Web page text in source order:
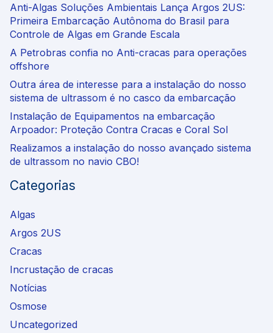
Anti-Algas Soluções Ambientais Lança Argos 2US:
Primeira Embarcação Autônoma do Brasil para
Controle de Algas em Grande Escala
A Petrobras confia no Anti-cracas para operações
offshore
Outra área de interesse para a instalação do nosso
sistema de ultrassom é no casco da embarcação
Instalação de Equipamentos na embarcação
Arpoador: Proteção Contra Cracas e Coral Sol
Realizamos a instalação do nosso avançado sistema
de ultrassom no navio CBO!
Categorias
Algas
Argos 2US
Cracas
Incrustação de cracas
Notícias
Osmose
Uncategorized